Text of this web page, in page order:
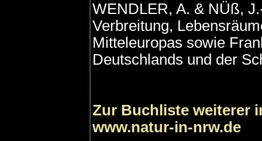
WENDLER, A. & NÜß,
Verbreitung,
Mitteleuropas sowie
Deutschlands und der
Zur Buchliste weiterer
www.natur-in-nrw.de